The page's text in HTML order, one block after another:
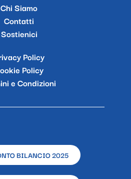
Chi Siamo
Contatti
Sostienici
Policy
Policy
e Condizioni
BILANCIO 2025